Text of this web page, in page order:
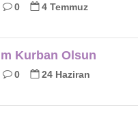
0
4 Temmuz
Kurban Olsun
0
24 Haziran